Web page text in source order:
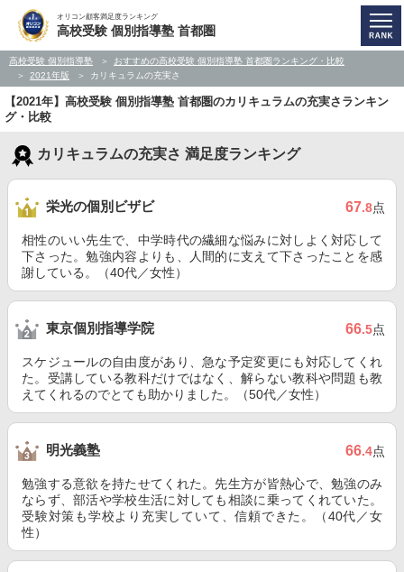
オリコン顧客満足度ランキング
高校受験 個別指導塾 首都圏
高校受験 個別指導塾
おすすめの高校受験 個別指導塾 首都圏ランキング・比較
2021年版
カリキュラムの充実さ
【2021年】高校受験 個別指導塾 首都圏のカリキュラムの充実さランキン
グ・比較
カリキュラムの充実さ 満足度ランキング
栄光の個別ビザビ 67.8点
相性のいい先生で、中学時代の繊細な悩みに対しよく対応して
下さった。勉強内容よりも、人間的に支えて下さったことを感
謝している。（40代／女性）
東京個別指導学院 66.5点
スケジュールの自由度があり、急な予定変更にも対応してくれ
た。受講している教科だけではなく、解らない教科や問題も教
えてくれるのでとても助かりました。（50代／女性）
明光義塾 66.4点
勉強する意欲を持たせてくれた。先生方が皆熱心で、勉強のみ
ならず、部活や学校生活に対しても相談に乗ってくれていた。
受験対策も学校より充実していて、信頼できた。（40代／女
性）